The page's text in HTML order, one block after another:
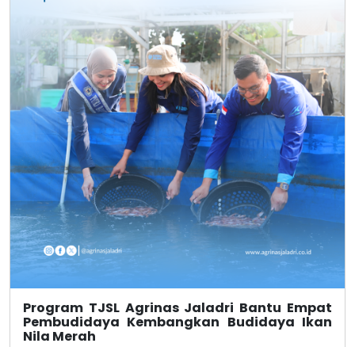
Program TJSL Agrinas Jaladri Bantu Empat
Pembudidaya Kembangkan Budidaya Ikan
Nila Merah